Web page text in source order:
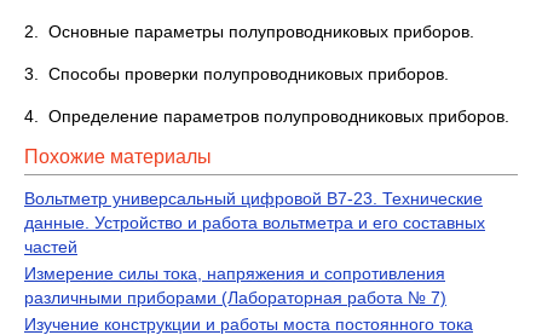
2. Основные параметры полупроводниковых приборов.
3. Способы проверки полупроводниковых приборов.
4. Определение параметров полупроводниковых приборов.
Похожие материалы
Вольтметр универсальный цифровой В7-23. Технические
данные. Устройство и работа вольтметра и его составных
частей
Измерение силы тока, напряжения и сопротивления
различными приборами (Лабораторная работа № 7)
Изучение конструкции и работы моста постоянного тока